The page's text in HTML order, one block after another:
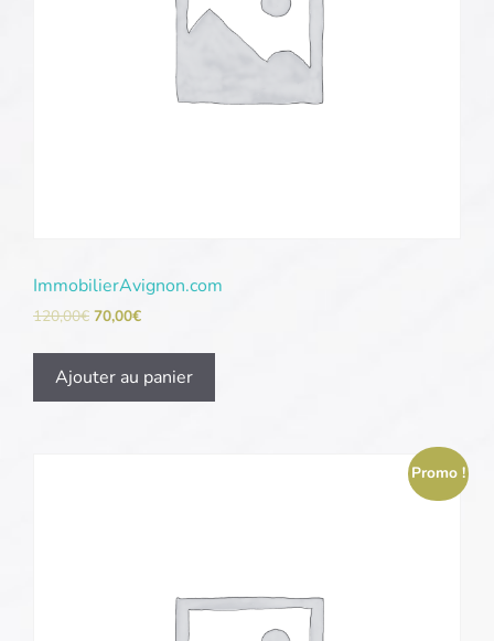
ImmobilierAvignon.com
120,00€ 70,00€
Ajouter au panier
Promo !